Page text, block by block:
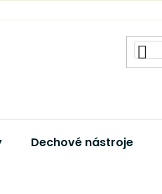
Dechové nástroje